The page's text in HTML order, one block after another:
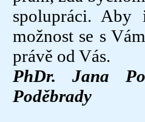
spolupráci. Aby
možnost se s
právě od Vás.
PhDr. Jana
Poděbrady